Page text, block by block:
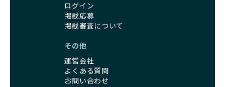
ログイン
掲載応募
掲載審査について
その他
運営会社
よくある質問
お問い合わせ